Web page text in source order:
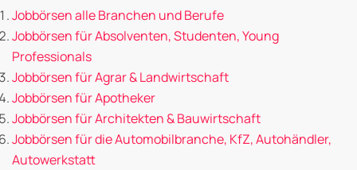
Jobbörsen alle Branchen und Berufe
Jobbörsen für Absolventen, Studenten, Young
Professionals
Jobbörsen für Agrar & Landwirtschaft
Jobbörsen für Apotheker
Jobbörsen für Architekten & Bauwirtschaft
Jobbörsen für die Automobilbranche, KfZ, Autohändler,
Autowerkstatt